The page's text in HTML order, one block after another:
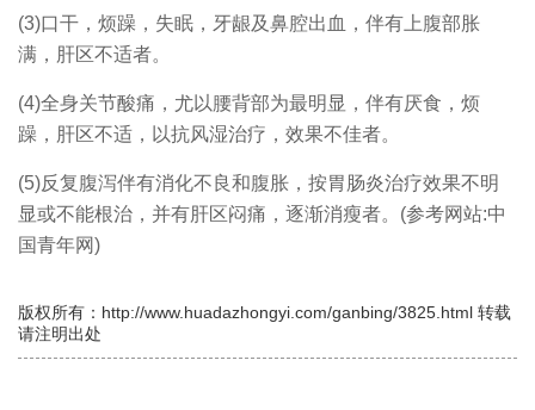
(3)口干，烦躁，失眠，牙龈及鼻腔出血，伴有上腹部胀
满，肝区不适者。
(4)全身关节酸痛，尤以腰背部为最明显，伴有厌食，烦
躁，肝区不适，以抗风湿治疗，效果不佳者。
(5)反复腹泻伴有消化不良和腹胀，按胃肠炎治疗效果不明
显或不能根治，并有肝区闷痛，逐渐消瘦者。(参考网站:中
国青年网)
版权所有：http://www.huadazhongyi.com/ganbing/3825.html 转载
请注明出处